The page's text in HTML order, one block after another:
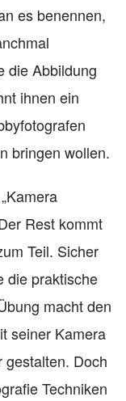
es benennen,
die Abbildung
ihnen ein
bringen wollen.
Rest kommt
Teil. Sicher
die praktische
macht den
seiner Kamera
gestalten. Doch
Techniken